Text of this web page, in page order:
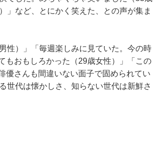
」など、とにかく笑えた、との声が集ま
性）」「毎週楽しみに見ていた。今の時
もおもしろかった（29歳女性）」「この
優さんも間違いない面子で固められてい
世代は懐かしさ、知らない世代は新鮮さ